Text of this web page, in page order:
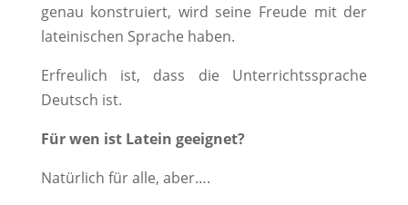
genau konstruiert, wird seine Freude mit der
lateinischen Sprache haben.
Erfreulich ist, dass die Unterrichtssprache
Deutsch ist.
Für wen ist Latein geeignet?
Natürlich für alle, aber….